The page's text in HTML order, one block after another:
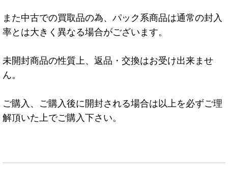
また中古での買取品の為、パック系商品は通常の封入
率とは大きく異なる場合がございます。
未開封商品の性質上、返品・交換はお受け出来ませ
ん。
ご購入、ご購入後に開封される場合は以上を必ずご理
解頂いた上でご購入下さい。